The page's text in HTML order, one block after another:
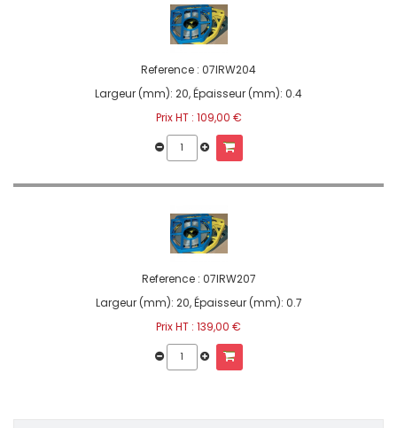
Reference : 07IRW204
Largeur (mm): 20, Épaisseur (mm): 0.4
Prix HT : 109,00 €
Reference : 07IRW207
Largeur (mm): 20, Épaisseur (mm): 0.7
Prix HT : 139,00 €